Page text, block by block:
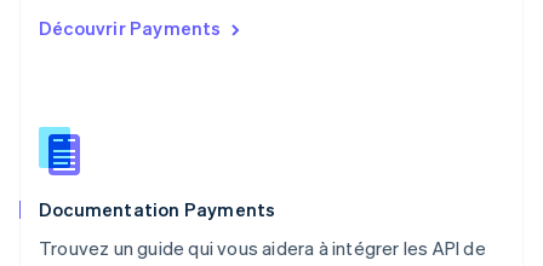
Découvrir Payments
Documentation Payments
Trouvez un guide qui vous aidera à intégrer les API de
PortuguêsEnglish
English
Roumanie
Royaume-Uni
Singapour